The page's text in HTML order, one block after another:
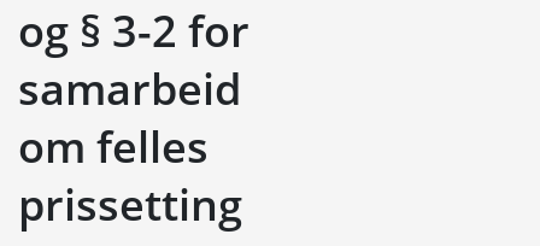
og § 3-2 for
samarbeid
om felles
prissetting